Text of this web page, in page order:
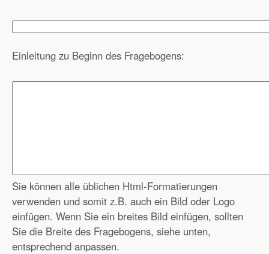
Einleitung zu Beginn des Fragebogens:
Sie können alle üblichen Html-Formatierungen
verwenden und somit z.B. auch ein Bild oder Logo
einfügen. Wenn Sie ein breites Bild einfügen, sollten
Sie die Breite des Fragebogens, siehe unten,
entsprechend anpassen.